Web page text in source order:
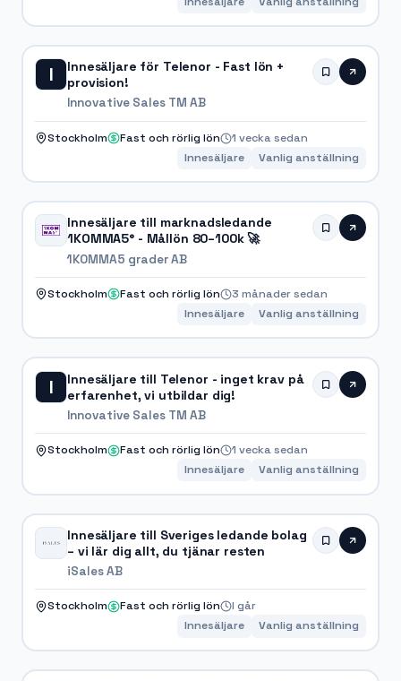
I
Innesäljare för Telenor - Fast lön +
provision!
Innovative Sales TM AB
Stockholm Fast och rörlig lön
1 vecka sedan
Innesäljare
Vanlig anställning
Innesäljare till marknadsledande
1KOMMA5° - Mållön 80–100k 🚀
1KOMMA5 grader AB
Stockholm Fast och rörlig lön
3 månader sedan
Innesäljare
Vanlig anställning
I
Innesäljare till Telenor - inget krav på
erfarenhet, vi utbildar dig!
Innovative Sales TM AB
Stockholm Fast och rörlig lön
1 vecka sedan
Innesäljare
Vanlig anställning
Innesäljare till Sveriges ledande bolag
– vi lär dig allt, du tjänar resten
iSales AB
Stockholm Fast och rörlig lön
I går
Innesäljare
Vanlig anställning